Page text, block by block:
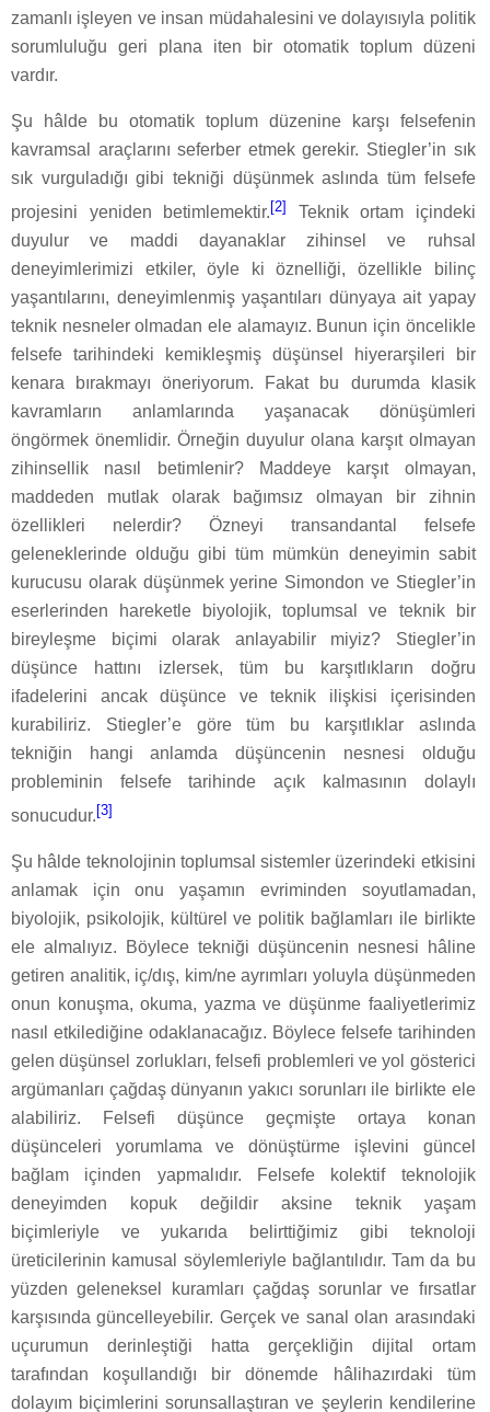
zamanlı işleyen ve insan müdahalesini ve dolayısıyla politik
sorumluluğu geri plana iten bir otomatik toplum düzeni
vardır.
Şu hâlde bu otomatik toplum düzenine karşı felsefenin
kavramsal araçlarını seferber etmek gerekir. Stiegler’in sık
sık vurguladığı gibi tekniği düşünmek aslında tüm felsefe
projesini yeniden betimlemektir.[2]
Teknik ortam içindeki
duyulur ve maddi dayanaklar zihinsel ve ruhsal
deneyimlerimizi etkiler, öyle ki öznelliği, özellikle bilinç
yaşantılarını, deneyimlenmiş yaşantıları dünyaya ait yapay
teknik nesneler olmadan ele alamayız. Bunun için öncelikle
felsefe tarihindeki kemikleşmiş düşünsel hiyerarşileri bir
kenara bırakmayı öneriyorum. Fakat bu durumda klasik
kavramların anlamlarında yaşanacak dönüşümleri
öngörmek önemlidir. Örneğin duyulur olana karşıt olmayan
zihinsellik nasıl betimlenir? Maddeye karşıt olmayan,
maddeden mutlak olarak bağımsız olmayan bir zihnin
özellikleri nelerdir? Özneyi transandantal felsefe
geleneklerinde olduğu gibi tüm mümkün deneyimin sabit
kurucusu olarak düşünmek yerine Simondon ve Stiegler’in
eserlerinden hareketle biyolojik, toplumsal ve teknik bir
bireyleşme biçimi olarak anlayabilir miyiz? Stiegler’in
düşünce hattını izlersek, tüm bu karşıtlıkların doğru
ifadelerini ancak düşünce ve teknik ilişkisi içerisinden
kurabiliriz. Stiegler’e göre tüm bu karşıtlıklar aslında
tekniğin hangi anlamda düşüncenin nesnesi olduğu
probleminin felsefe tarihinde açık kalmasının dolaylı
sonucudur. [3]
Şu hâlde teknolojinin toplumsal sistemler üzerindeki etkisini
anlamak için onu yaşamın evriminden soyutlamadan,
biyolojik, psikolojik, kültürel ve politik bağlamları ile birlikte
ele almalıyız. Böylece tekniği düşüncenin nesnesi hâline
getiren analitik, iç/dış, kim/ne ayrımları yoluyla düşünmeden
onun konuşma, okuma, yazma ve düşünme faaliyetlerimiz
nasıl etkilediğine odaklanacağız. Böylece felsefe tarihinden
gelen düşünsel zorlukları, felsefi problemleri ve yol gösterici
argümanları çağdaş dünyanın yakıcı sorunları ile birlikte ele
alabiliriz. Felsefi düşünce geçmişte ortaya konan
düşünceleri yorumlama ve dönüştürme işlevini güncel
bağlam içinden yapmalıdır. Felsefe kolektif teknolojik
deneyimden kopuk değildir aksine teknik yaşam
biçimleriyle ve yukarıda belirttiğimiz gibi teknoloji
üreticilerinin kamusal söylemleriyle bağlantılıdır. Tam da bu
yüzden geleneksel kuramları çağdaş sorunlar ve fırsatlar
karşısında güncelleyebilir. Gerçek ve sanal olan arasındaki
uçurumun derinleştiği hatta gerçekliğin dijital ortam
tarafından koşullandığı bir dönemde hâlihazırdaki tüm
dolayım biçimlerini sorunsallaştıran ve şeylerin kendilerine